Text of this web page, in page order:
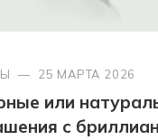
— 25 МАРТА 2026
или
с